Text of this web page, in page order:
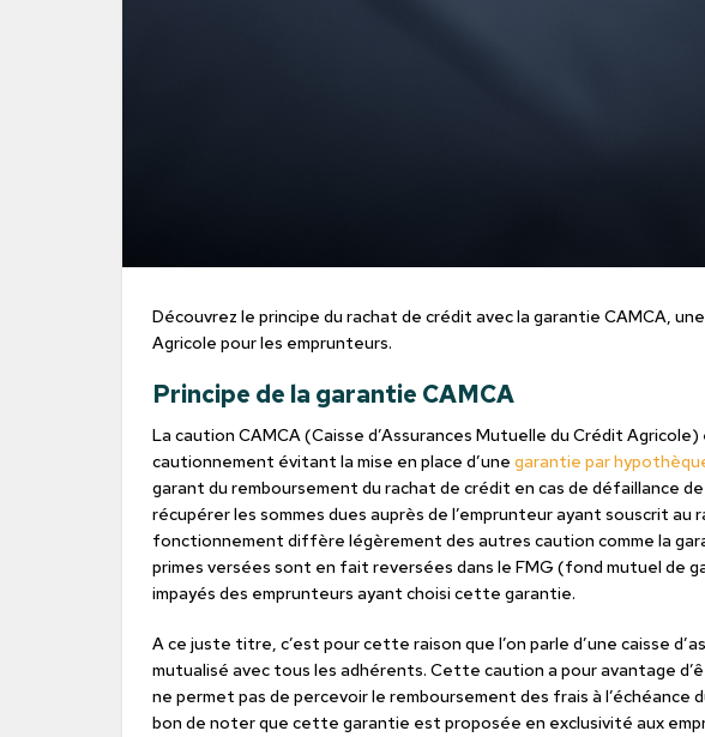
Découvrez le principe du rachat de crédit avec la garantie CAMCA,
Agricole pour les emprunteurs.
Principe de la garantie CAMCA
La caution CAMCA (Caisse d’Assurances Mutuelle du Crédit
cautionnement évitant la mise en place d’une garantie par
garant du remboursement du rachat de crédit en cas de défaillance
récupérer les sommes dues auprès de l’emprunteur ayant souscrit
fonctionnement diffère légèrement des autres caution comme la
primes versées sont en fait reversées dans le FMG (fond mutuel de
impayés des emprunteurs ayant choisi cette garantie.
A ce juste titre, c’est pour cette raison que l’on parle d’une caisse
mutualisé avec tous les adhérents. Cette caution a pour avantage
ne permet pas de percevoir le remboursement des frais à l’échéance
bon de noter que cette garantie est proposée en exclusivité aux